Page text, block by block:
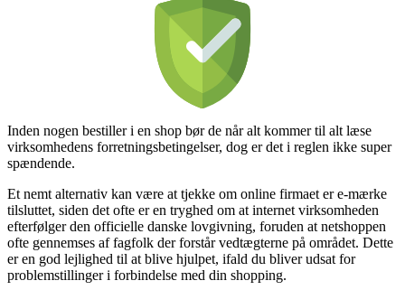
Inden nogen bestiller i en shop bør de når alt kommer til alt læse
virksomhedens forretningsbetingelser, dog er det i reglen ikke super
spændende.
Et nemt alternativ kan være at tjekke om online firmaet er e-mærke
tilsluttet, siden det ofte er en tryghed om at internet virksomheden
efterfølger den officielle danske lovgivning, foruden at netshoppen
ofte gennemses af fagfolk der forstår vedtægterne på området. Dette
er en god lejlighed til at blive hjulpet, ifald du bliver udsat for
problemstillinger i forbindelse med din shopping.